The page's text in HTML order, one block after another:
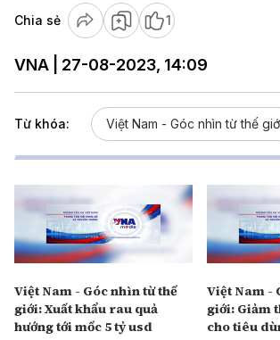
Chia sẻ 1
VNA | 27-08-2023, 14:09
Từ khóa: Việt Nam - Góc nhìn từ thế
Việt Nam - Góc nhìn từ thế
giới: Xuất khẩu rau quả
hướng tới mốc 5 tỷ usd
Việt Nam -
giới: Giảm
cho tiêu